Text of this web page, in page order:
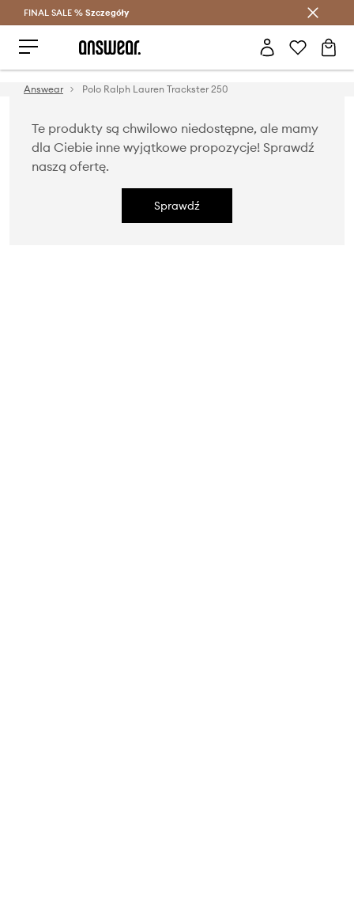
Oszczędzaj z Answear Club >
FINAL SALE % Szczegóły
Answear Polo Ralph Lauren Trackster 250
Te produkty są chwilowo niedostępne, ale mamy
dla Ciebie inne wyjątkowe propozycje! Sprawdź
naszą ofertę.
Sprawdź